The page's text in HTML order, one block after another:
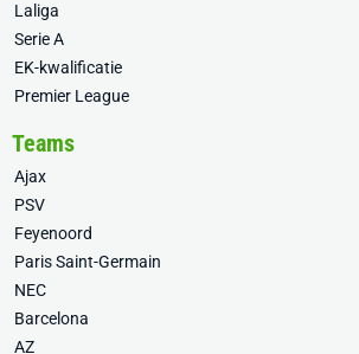
Laliga
Serie A
EK-kwalificatie
Premier League
Teams
Ajax
PSV
Feyenoord
Paris Saint-Germain
NEC
Barcelona
AZ